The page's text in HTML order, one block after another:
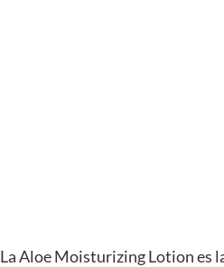
La Aloe Moisturizing Lotion es